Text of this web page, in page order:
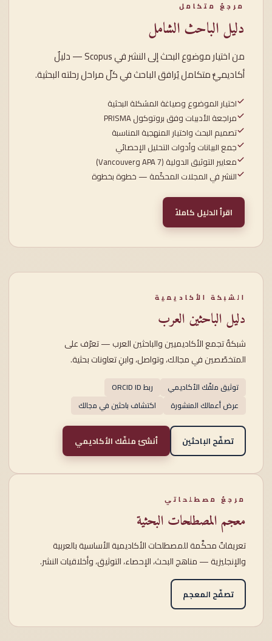
مرجعٌ متكامل
دليل الباحث الشامل
من اختيار موضوع البحث إلى النشر في Scopus — دليلٌ
أكاديميٌّ متكامل يُرافق الباحث في كلّ مراحل رحلته البحثية.
اختيار الموضوع وصياغة المشكلة البحثية
مراجعة الأدبيات وفق بروتوكول PRISMA
تصميم البحث واختيار المنهجية المناسبة
جمع البيانات وأدوات التحليل الإحصائي
معايير التوثيق الدولية (APA 7 وVancouver)
النشر في المجلات المحكّمة — خطوة بخطوة
اقرأ الدليل كاملاً
الشبكة الأكاديمية
دليل الباحثين العرب
شبكةٌ تجمع الأكاديميين والباحثين العرب — تعرّف على
المتخصّصين في مجالك، وتواصل، وابنِ تعاونات بحثية.
توثيق ملفّك الأكاديمي
ربط ORCID ID
عرض أعمالك المنشورة
اكتشاف باحثين في مجالك
تصفّح الباحثين أنشئ ملفّك الأكاديمي
مرجعٌ مصطلحاتي
معجم المصطلحات البحثية
تعريفاتٌ محكَّمة للمصطلحات الأكاديمية الأساسية بالعربية
والإنجليزية — مناهج البحث، الإحصاء، التوثيق، وأخلاقيات النشر.
تصفّح المعجم